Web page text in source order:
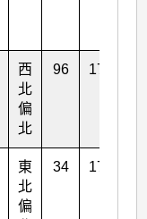
西
北
偏
北
96 17/5
東
北
偏
34 17/5